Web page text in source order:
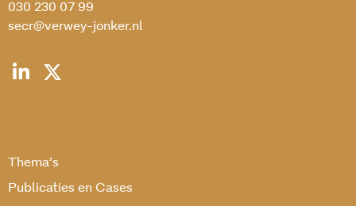
030 230 07 99
secr@verwey-jonker.nl
Thema’s
Publicaties en Cases